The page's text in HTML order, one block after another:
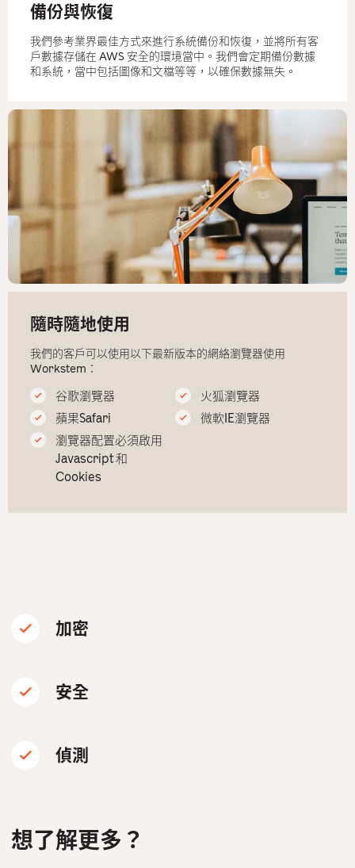
備份與恢復
我們參考業界最佳方式來進行系統備份和恢復，並將所有客
戶數據存儲在 AWS 安全的環境當中。我們會定期備份數據
和系統，當中包括圖像和文檔等等，以確保數據無失。
隨時隨地使用
我們的客戶可以使用以下最新版本的網絡瀏覽器使用
Workstem：
谷歌瀏覽器
火狐瀏覽器
蘋果Safari
微軟IE瀏覽器
瀏覽器配置必須啟用
Javascript 和
Cookies
加密
安全
偵測
想了解更多？